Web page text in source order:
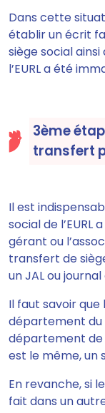
Dans cette
établir un écrit
siège social
l’EURL a été
3ème
transfert
Il est
social de l’EURL
gérant ou
transfert de
un JAL ou
Il faut savoir que
département du
département de
est le même, un
En revanche, si
fait dans un